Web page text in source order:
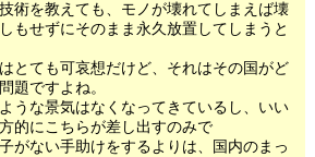
術を教えても、モノが壊れてしまえば壊
もせずにそのまま永久放置してしまうと
とても可哀想だけど、それはその国がど
題ですよね。
うな景気はなくなってきているし、いい
的にこちらが差し出すのみで
がない手助けをするよりは、国内のまっ